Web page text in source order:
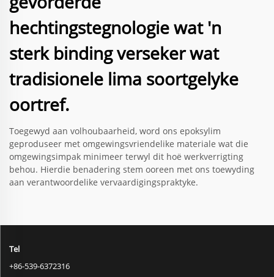
hechtingstegnologie wat 'n
sterk binding verseker wat
tradisionele lima soortgelyke
oortref.
Toegewyd aan volhoubaarheid, word ons epoksylim
geproduseer met omgewingsvriendelike materiale wat die
omgewingsimpak minimeer terwyl dit hoë werkverrigting
behou. Hierdie benadering stem ooreen met ons toewyding
aan verantwoordelike vervaardigingspraktyke.
Tel
+86-539-6372316